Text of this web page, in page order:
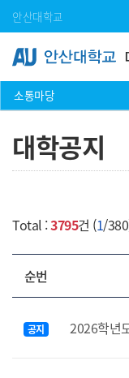
Skip
안산대학교
소통마당
대학공지
Total :3795건 (1/
순번
공지 2026학년